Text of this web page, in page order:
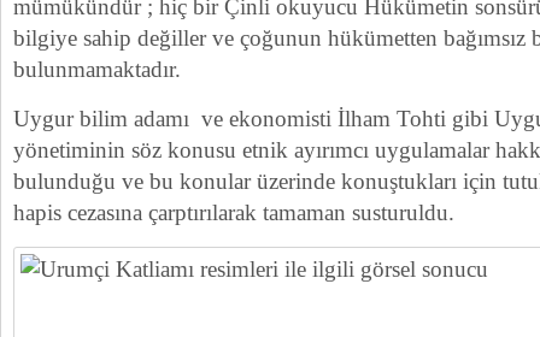
mümükündür ; hiç bir Çinli okuyucu Hükümetin
bilgiye sahip değiller ve çoğunun hükümetten bağımsız
bulunmamaktadır.
Uygur bilim adamı ve ekonomisti İlham Tohti gibi
yönetiminin söz konusu etnik ayırımcı uygulamalar
bulunduğu ve bu konular üzerinde konuştukları için
hapis cezasına çarptırılarak tamaman susturuldu.